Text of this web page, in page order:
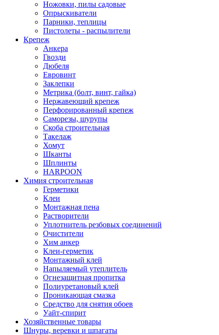
Ножовки, пилы садовые
Опрыскиватели
Парники, теплицы
Пистолеты - распылители
Крепеж
Анкера
Гвозди
Дюбеля
Евровинт
Заклепки
Метрика (болт, винт, гайка)
Нержавеющий крепеж
Перфорированный крепеж
Саморезы, шурупы
Скоба строительная
Такелаж
Хомут
Шканты
Шплинты
HARPOON
Химия строительная
Герметики
Клеи
Монтажная пена
Растворители
Уплотнитель резбовых соединений
Очистители
Хим анкер
Клеи-герметик
Монтажный клей
Напыляемый утеплитель
Огнезащитная пропитка
Полиуретановый клей
Проникающая смазка
Средство для снятия обоев
Уайт-спирит
Хозяйственные товары
Шнуры, веревки и шпагаты